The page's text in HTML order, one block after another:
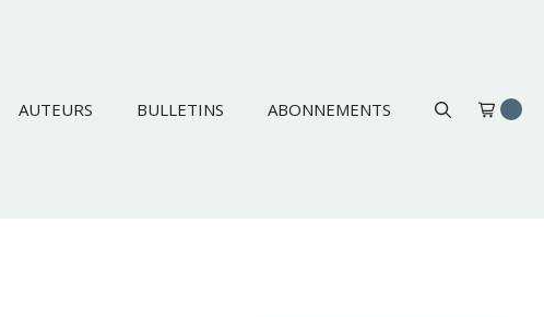
AUTEURS BULLETINS ABONNEMENTS